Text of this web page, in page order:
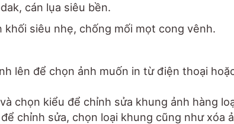
cán lụa siêu bền.
siêu nhẹ, chống mối mọt cong vênh.
lên để chọn ảnh muốn in từ điện thoại
chọn kiểu để chỉnh sửa khung ảnh hàng
chỉnh sửa, chọn loại khung cũng như xóa